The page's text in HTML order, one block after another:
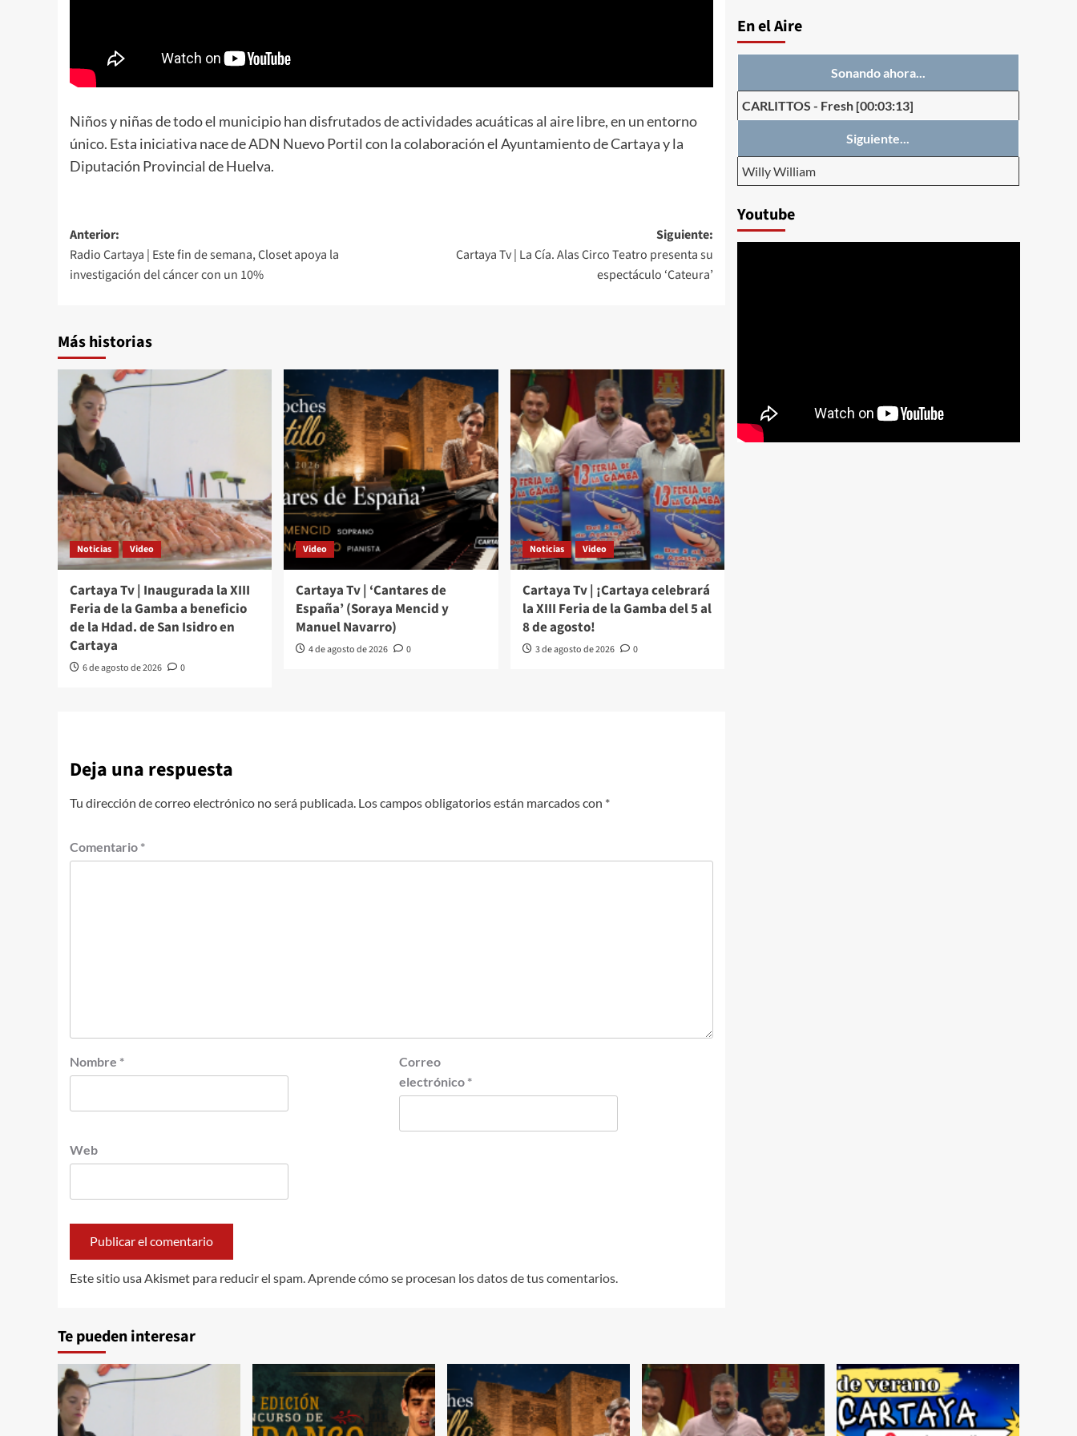
Niños y niñas de todo el municipio han disfrutados de actividades acuáticas al aire libre, en un entorno
único. Esta iniciativa nace de ADN Nuevo Portil con la colaboración el Ayuntamiento de Cartaya y la
Diputación Provincial de Huelva.
Anterior:
Radio Cartaya | Este fin de semana, Closet apoya la
investigación del cáncer con un 10%
Siguiente:
Cartaya Tv | La Cía. Alas Circo Teatro presenta su
espectáculo ‘Cateura’
Más historias
Noticias Video
Cartaya Tv | Inaugurada la XIII
Feria de la Gamba a beneficio
de la Hdad. de San Isidro en
Cartaya
6 de agosto de 2026 0
Video
Cartaya Tv | ‘Cantares de
España’ (Soraya Mencid y
Manuel Navarro)
4 de agosto de 2026 0
Noticias Video
Cartaya Tv | ¡Cartaya celebrará
la XIII Feria de la Gamba del 5 al
8 de agosto!
3 de agosto de 2026 0
Deja una respuesta
Tu dirección de correo electrónico no será publicada. Los campos obligatorios están marcados con *
Comentario *
Nombre *
Correo
electrónico *
Web
Este sitio usa Akismet para reducir el spam. Aprende cómo se procesan los datos de tus comentarios.
En el Aire
Sonando ahora...
CARLITTOS - Fresh [00:03:13]
Siguiente...
Willy William
Youtube
Te pueden interesar